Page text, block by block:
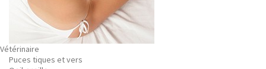
Vétérinaire
Puces tiques et vers